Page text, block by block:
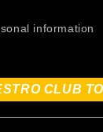
information
CLUB